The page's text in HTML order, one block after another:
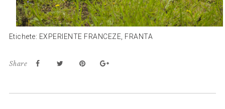
Etichete: EXPERIENTE FRANCEZE FRANTA
Share